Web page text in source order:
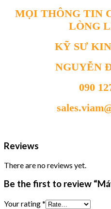
MỌI THÔNG TIN
LÒNG
KỸ SƯ
NGUYỄN
090
Reviews
There are no reviews yet.
Be the first to review
Your rating*